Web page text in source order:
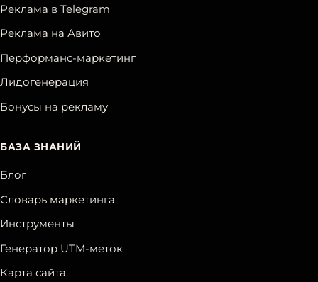
Реклама в Telegram
Реклама на Авито
Перформанс-маркетинг
Лидогенерация
Бонусы на рекламу
БАЗА ЗНАНИЙ
Блог
Словарь маркетинга
Инструменты
Генератор UTM-меток
Карта сайта